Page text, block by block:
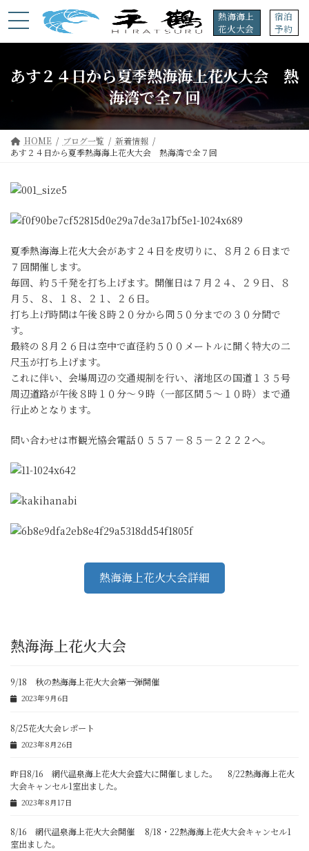
ン
プ
ビ
動
熱海海上
花火大会
宿泊
予約
あす２４日から夏季熱海海上花火大会 熱
海湾で全７回
HOME ブログ一覧
新着情報
あす２４日から夏季熱海海上花火大会 熱海湾で全７回
夏季熱海海上花火大会があす２４日を皮切りに、８月２６日まで
７回開催します。
毎回、約５千発を打ち上げます。開催日は７月２４、２９日、８
月５、８、１８、２１、２６日。
打ち上げ時間は午後８時２０分から同５０分までの３０分間で
す。
最終の８月２６日は空中で直径約５００メートルに開く特大の二
尺玉が打ち上げます。
これに伴い、会場周辺の交通規制を行い、渚地区の国道１３５号
周辺道路が午後８時１０分～９時（一部区間５～１０時）まで通
行止めとなります。
問い合わせは市観光協会電話０５５７－８５－２２２２へ。
熱海海上花火大会詳細
熱海海上花火大会
9/18 秋の熱海海上花火大会第一弾開催
2023年9月6日
8/25花火大会レポート
2023年8月26日
昨日8/16 網代温泉海上花火大会盛大に開催しました。 8/22熱海海上花火
大会キャンセル1室出ました。
2023年8月17日
8/16 網代温泉海上花火大会開催 8/18・22熱海海上花火大会キャンセル1
室出ました。